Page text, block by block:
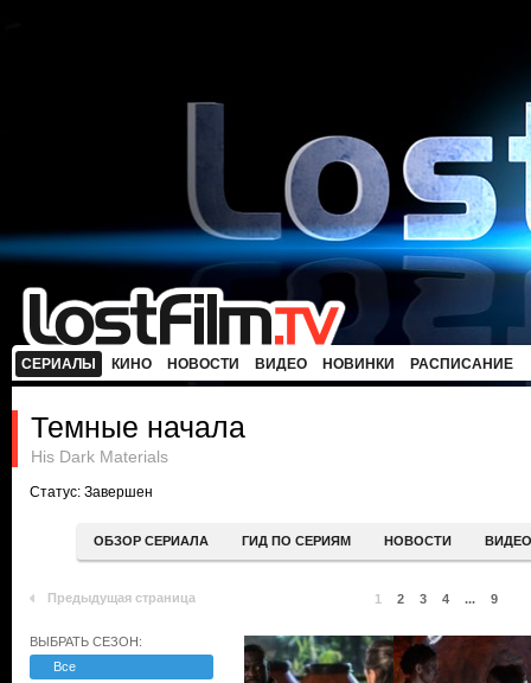
СЕРИАЛЫ КИНО НОВОСТИ ВИДЕО НОВИНКИ РАСПИСАНИЕ
Темные начала
His Dark Materials
Статус: Завершен
ОБЗОР СЕРИАЛА ГИД ПО СЕРИЯМ НОВОСТИ ВИДЕО
Предыдущая страница 1 2 3 4 ... 9
ВЫБРАТЬ СЕЗОН:
Все